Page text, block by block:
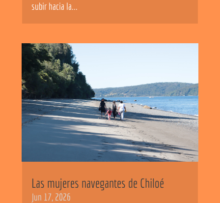
subir hacia la...
Las mujeres navegantes de Chiloé
Jun 17, 2026